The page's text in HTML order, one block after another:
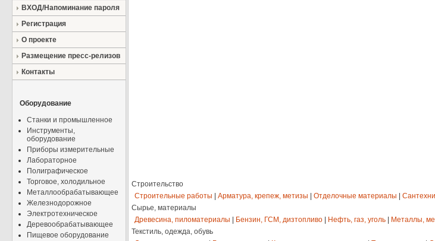
ВХОД/Напоминание пароля
Регистрация
О проекте
Размещение пресс-релизов
Контакты
Оборудование
Станки и промышленное
Инструменты,
оборудование
Приборы измерительные
Лабораторное
Полиграфическое
Торговое, холодильное
Металлообрабатывающее
Железнодорожное
Электротехническое
Деревообрабатывающее
Пищевое оборудование
Строительство
Строительные работы
Арматура, крепеж, метизы Отделочные материалы
Сырье, материалы
Древесина, пиломатериалы
Бензин, ГСМ, дизтопливо Нефть, газ, уголь Металлы,
Текстиль, одежда, обувь